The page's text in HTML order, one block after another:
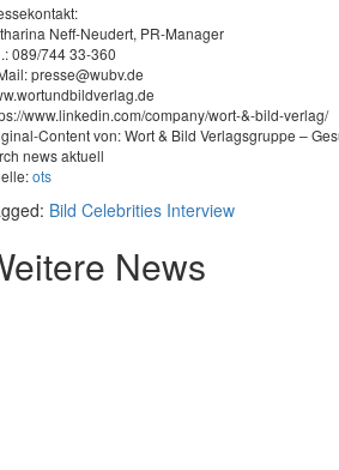
Neff-Neudert, PR-Manager
089/744 33-360
presse@wubv.de
www.linkedin.com/company/wort-&-bild-verlag/
Content von: Wort & Bild Verlagsgruppe –
news aktuell
ots
Bild Celebrities Interview
News